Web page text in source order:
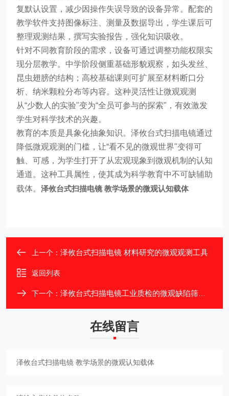
复默认设置，减少因操作失误导致的设备异常。配套的
教学软件支持图像标注、测量及数据导出，学生课后可
整理观测结果，撰写实验报告，强化知识吸收。
针对不同教育阶段的需求，设备可通过调整功能权限实
现分层教学。中学阶段侧重基础形貌观察，如头发丝、
昆虫翅膀的结构；高校基础课则可扩展至材料断口分
析、纳米颗粒分布等内容。这种灵活性让微观观测
从“少数人的实验"变为“全员可参与的探索"，有效激发
学生对科学技术的兴趣。
教育的本质是具象化抽象知识。泽攸台式扫描电镜通过
降低微观观测的门槛，让“看不见的微观世界"变得可
触、可感，为学生打开了从宏观现象到微观机制的认知
通道。这种工具属性，使其成为科学教育中不可缺辅助
载体。 泽攸台式扫描电镜 教学场景的微观认知载体
上一个： 泽攸台式扫描电镜 材料研究的微观观测工具
返回列表
下一个： 泽攸台式扫描电镜工业质检的微观缺陷筛查仪
在线留言